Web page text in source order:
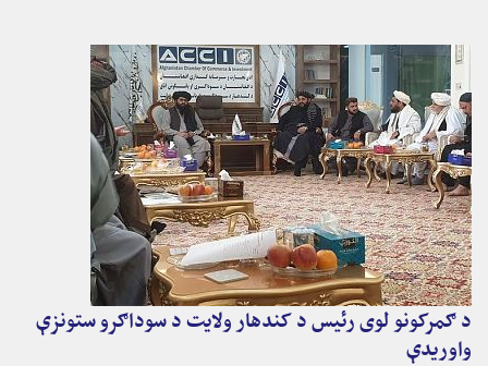
د ګمرکونو لوی رئیس د کندهار ولایت د سوداګرو ستونزې
واوریدې